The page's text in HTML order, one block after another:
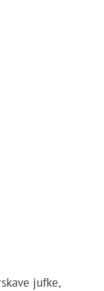
jufke,